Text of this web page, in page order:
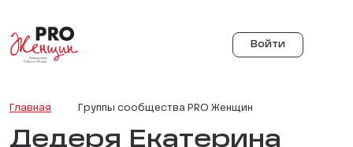
Войти
Главная Группы сообщества PRO Женщин
Дедеря Екатерина